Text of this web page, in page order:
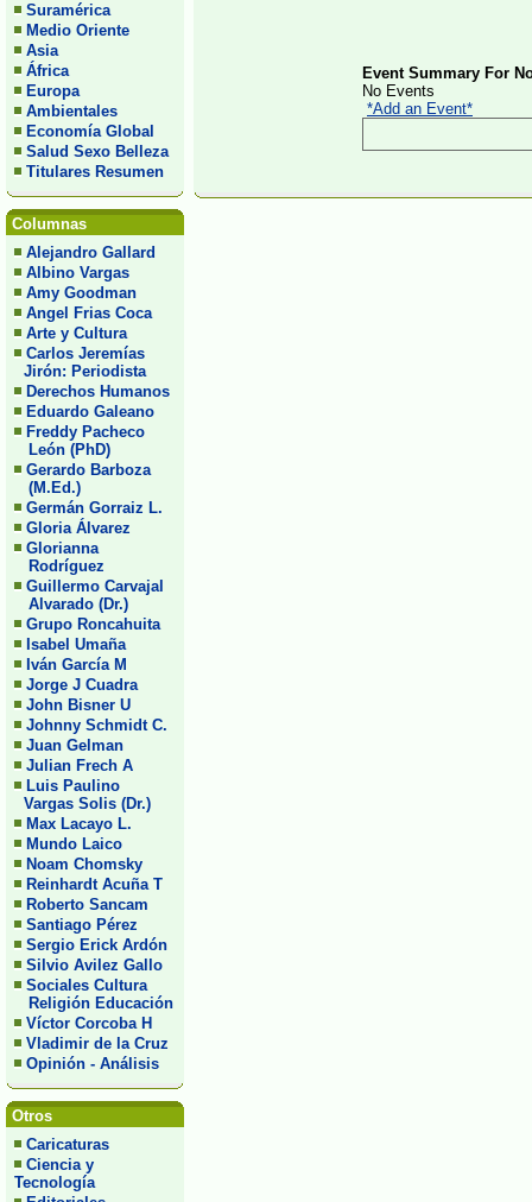
Suramérica
Medio Oriente
Asia
África
Europa
Ambientales
Economía Global
Salud Sexo Belleza
Titulares Resumen
Columnas
Alejandro Gallard
Albino Vargas
Amy Goodman
Angel Frias Coca
Arte y Cultura
Carlos Jeremías
Jirón: Periodista
Derechos Humanos
Eduardo Galeano
Freddy Pacheco
León (PhD)
Gerardo Barboza
(M.Ed.)
Germán Gorraiz L.
Gloria Álvarez
Glorianna
Rodríguez
Guillermo Carvajal
Alvarado (Dr.)
Grupo Roncahuita
Isabel Umaña
Iván García M
Jorge J Cuadra
John Bisner U
Johnny Schmidt C.
Juan Gelman
Julian Frech A
Luis Paulino
Vargas Solis (Dr.)
Max Lacayo L.
Mundo Laico
Noam Chomsky
Reinhardt Acuña T
Roberto Sancam
Santiago Pérez
Sergio Erick Ardón
Silvio Avilez Gallo
Sociales Cultura
Religión Educación
Víctor Corcoba H
Vladimir de la Cruz
Opinión - Análisis
Otros
Caricaturas
Ciencia y
Tecnología
Event Summary For
No Events
*Add an Event*